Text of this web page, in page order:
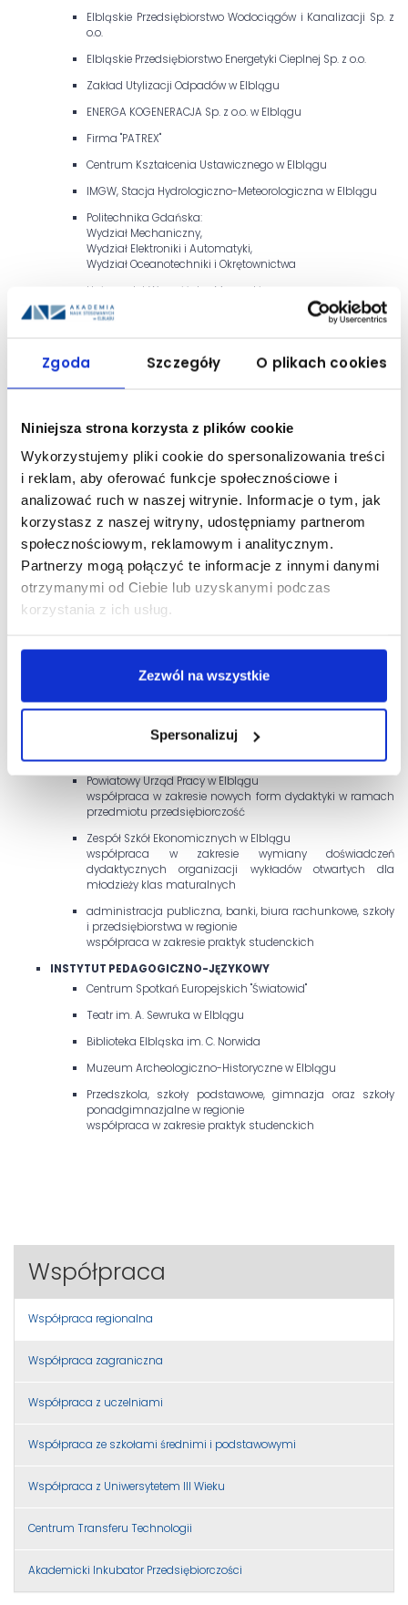
Zgoda Szczegóły O plikach cookies
Niniejsza strona korzysta z plików cookie
Wykorzystujemy pliki cookie do spersonalizowania treści
i reklam, aby oferować funkcje społecznościowe i
analizować ruch w naszej witrynie. Informacje o tym, jak
korzystasz z naszej witryny, udostępniamy partnerom
społecznościowym, reklamowym i analitycznym.
Partnerzy mogą połączyć te informacje z innymi danymi
otrzymanymi od Ciebie lub uzyskanymi podczas
korzystania z ich usług.
Zezwól na wszystkie
Spersonalizuj
Elbląskie Przedsiębiorstwo Wodociągów i Kanalizacji Sp. z
o.o.
Elbląskie Przedsiębiorstwo Energetyki Cieplnej Sp. z o.o.
Zakład Utylizacji Odpadów w Elblągu
ENERGA KOGENERACJA Sp. z o.o. w Elblągu
Firma "PATREX"
Centrum Kształcenia Ustawicznego w Elblągu
IMGW, Stacja Hydrologiczno-Meteorologiczna w Elblągu
Politechnika Gdańska:
Wydział Mechaniczny,
Wydział Elektroniki i Automatyki,
Wydział Oceanotechniki i Okrętownictwa
Uniwersytet Warmińsko-Mazurski
Wydział Nauk Technicznych,
Wydział Ochrony środowiska i Rybactwa
INSTYTUT INFORMATYKI STOSOWANEJ
Centrum Informatyczne Trójmiejskiej Akademickiej Sieci
Komputerowej (CI TASK)
Krajowe Centrum Informatyczne ALSTOM w Elblągu
Poznańskie Centrum Superkomputerowo-Sieciowe
Akademie Regionalne Informatyczne przy:
Uniwersytecie Gdańskim,
Uniwersytecie Warmińsko-Mazurskim,
Wyższej Szkole Informatyki i Zarządzania w Rzeszowie
Elbląska Delegatura Kuratorium Oświaty w Olsztynie oraz
Wydział Edukacji Urzędu Miasta Elbląga
Internetowa Platforma do zarządzania oświatą w Elblągu -
pilotażowo w 2006 r.
Centrum Kultury i Współpracy Międzynarodowej światowid
Przedsiębiorczości)
INSTYTUT EKONOMICZNY
Powiatowy Urząd Pracy w Elblągu
współpraca w zakresie nowych form dydaktyki w ramach
przedmiotu przedsiębiorczość
Zespół Szkół Ekonomicznych w Elblągu
współpraca w zakresie wymiany doświadczeń
dydaktycznych organizacji wykładów otwartych dla
młodzieży klas maturalnych
administracja publiczna, banki, biura rachunkowe, szkoły
i przedsiębiorstwa w regionie
współpraca w zakresie praktyk studenckich
INSTYTUT PEDAGOGICZNO-JĘZYKOWY
Centrum Spotkań Europejskich "Światowid"
Teatr im. A. Sewruka w Elblągu
Biblioteka Elbląska im. C. Norwida
Muzeum Archeologiczno-Historyczne w Elblągu
Przedszkola, szkoły podstawowe, gimnazja oraz szkoły
ponadgimnazjalne w regionie
współpraca w zakresie praktyk studenckich
Współpraca
Współpraca regionalna
Współpraca zagraniczna
Współpraca z uczelniami
Współpraca ze szkołami średnimi i podstawowymi
Współpraca z Uniwersytetem III Wieku
Centrum Transferu Technologii
Akademicki Inkubator Przedsiębiorczości